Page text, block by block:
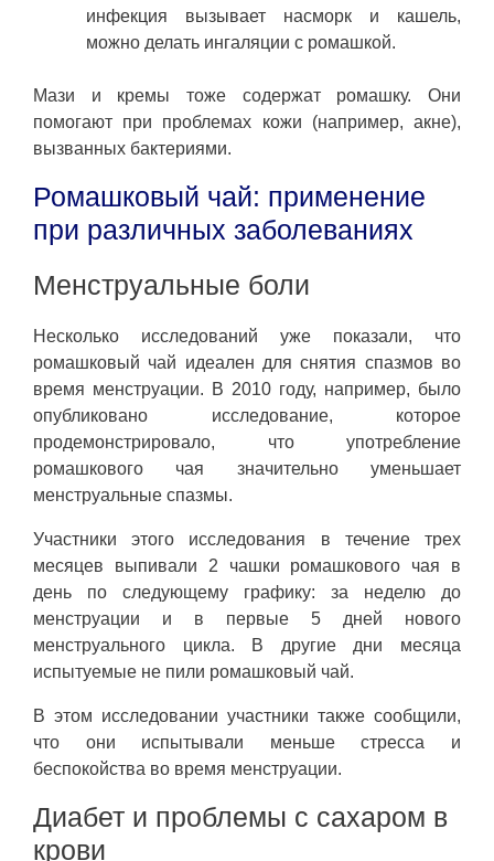
инфекция вызывает насморк и кашель,
можно делать ингаляции с ромашкой.
Мази и кремы тоже содержат ромашку. Они
помогают при проблемах кожи (например, акне),
вызванных бактериями.
Ромашковый чай: применение
при различных заболеваниях
Менструальные боли
Несколько исследований уже показали, что
ромашковый чай идеален для снятия спазмов во
время менструации. В 2010 году, например, было
опубликовано исследование, которое
продемонстрировало, что употребление
ромашкового чая значительно уменьшает
менструальные спазмы.
Участники этого исследования в течение трех
месяцев выпивали 2 чашки ромашкового чая в
день по следующему графику: за неделю до
менструации и в первые 5 дней нового
менструального цикла. В другие дни месяца
испытуемые не пили ромашковый чай.
В этом исследовании участники также сообщили,
что они испытывали меньше стресса и
беспокойства во время менструации.
Диабет и проблемы с сахаром в
крови